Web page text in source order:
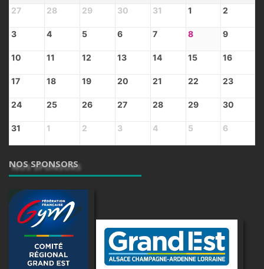
27 28 29 30 31 1 2
3 4 5 6 7 8 9
10 11 12 13 14 15 16
17 18 19 20 21 22 23
24 25 26 27 28 29 30
31 1 2 3 4 5 6
NOS SPONSORS